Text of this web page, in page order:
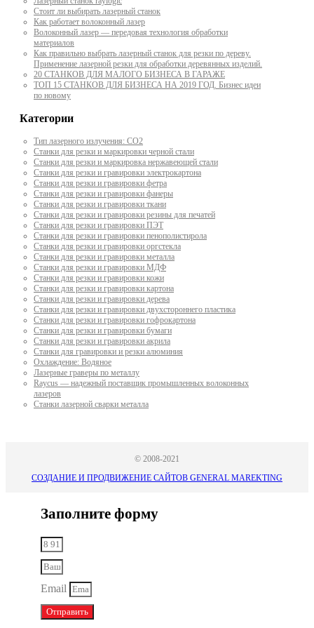
Стоит ли выбирать лазерный станок
Как работает волоконный лазер
Волоконный лазер — передовая технология обработки
материалов
Как правильно выбрать лазерный станок для резки по дереву.
Применение лазерной резки для обработки деревянных изделий.
20 СТАНКОВ ДЛЯ МАЛОГО БИЗНЕСА В ГАРАЖЕ
ТОП 15 СТАНКОВ ДЛЯ БИЗНЕСА НА 2019 ГОД. Бизнес идеи
по новому
Категории
Тип лазерного излучения: СО2
Станки для резки и маркировки черной стали
Станки для резки и маркировка нержавеющей стали
Станки для резки и гравировки электрокартона
Станки для резки и гравировки фетра
Станки для резки и гравировки фанеры
Станки для резки и гравировки ткани
Станки для резки и гравировки резины для печатей
Станки для резки и гравировки ПЭТ
Станки для резки и гравировки пенополистирола
Станки для резки и гравировки оргстекла
Станки для резки и гравировки металла
Станки для резки и гравировки МДФ
Станки для резки и гравировки кожи
Станки для резки и гравировки картона
Станки для резки и гравировки дерева
Станки для резки и гравировки двухстороннего пластика
Станки для резки и гравировки гофрокартона
Станки для резки и гравировки бумаги
Станки для резки и гравировки акрила
Станки для гравировки и резки алюминия
Охлаждение: Водяное
Лазерные граверы по металлу
Raycus — надежный поставщик промышленных волоконных
лазеров
Cтанки лазерной сварки металла
© 2008-2021
СОЗДАНИЕ И ПРОДВИЖЕНИЕ САЙТОВ GENERAL MAREKTING
Заполните форму
Email
Отправить